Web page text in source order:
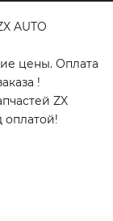
AUTO
цены. Оплата
!
ZX
оплатой!